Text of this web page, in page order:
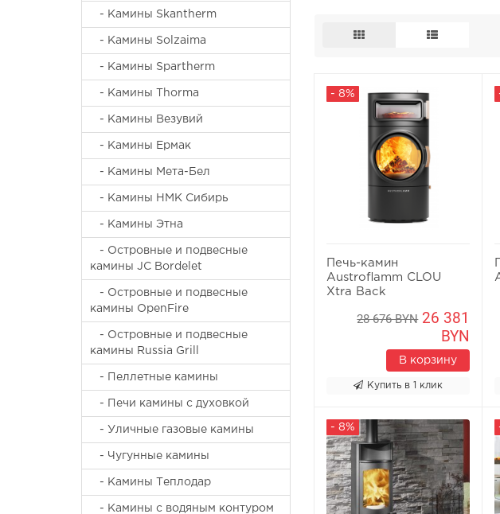
- Камины Skantherm
- Камины Solzaima
- Камины Spartherm
- Камины Thorma
- Камины Везувий
- Камины Ермак
- Камины Мета-Бел
- Камины НМК Сибирь
- Камины Этна
- Островные и подвесные
камины JC Bordelet
- Островные и подвесные
камины OpenFire
- Островные и подвесные
камины Russia Grill
- Пеллетные камины
- Печи камины с духовкой
- Уличные газовые камины
- Чугунные камины
- Камины Теплодар
- Камины с водяным контуром
- 8%
Печь-камин
Austroflamm CLOU
Xtra Back
28 676 BYN 26 381
BYN
В корзину
Купить в 1 клик
- 8%